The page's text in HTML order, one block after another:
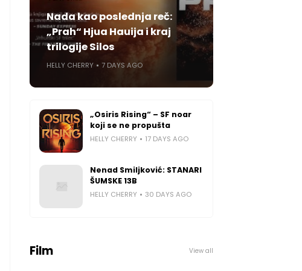
Nada kao poslednja reč:
„Prah“ Hjua Hauija i kraj
trilogije Silos
HELLY CHERRY 7 DAYS AGO
„Osiris Rising“ – SF noar
koji se ne propušta
HELLY CHERRY 17 DAYS AGO
Nenad Smiljković: STANARI
ŠUMSKE 13B
HELLY CHERRY 30 DAYS AGO
Film View all